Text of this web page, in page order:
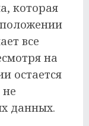
которая
все
на
остается
данных.